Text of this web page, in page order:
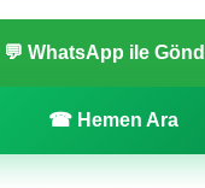
💬 WhatsApp ile
☎ Hemen Ara